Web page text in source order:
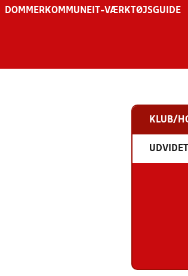
DOMMER KOMMUNE IT-VÆRKTØJSGUIDE
KLUB/